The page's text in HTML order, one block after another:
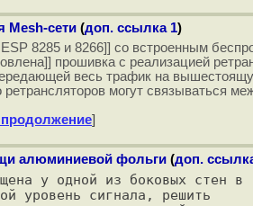
Mesh-сети (доп. ссылка 1)
8285 и 8266]] со встроенным
прошивка с реализацией
весь трафик на
могут связываться
]
алюминиевой фольги (доп.
у одной из боковых стен в
уровень сигнала, решить